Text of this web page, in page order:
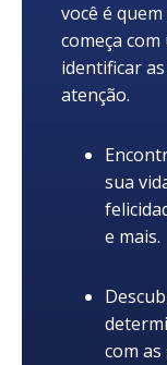
você é
começa
identificar
atenção.
sua
e mais.
com as